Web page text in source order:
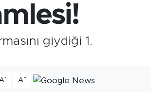
giydiği 1.
A- A+